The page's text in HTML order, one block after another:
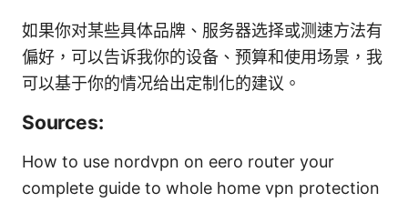
如果你对某些具体品牌、服务器选择或测速方法有
偏好，可以告诉我你的设备、预算和使用场景，我
可以基于你的情况给出定制化的建议。
Sources:
How to use nordvpn on eero router your
complete guide to whole home vpn protection